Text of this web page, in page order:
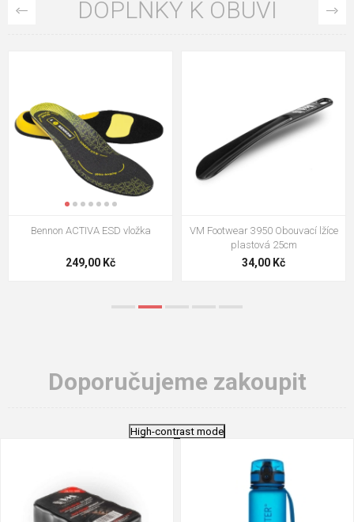
DOPLŇKY K OBUVI
VM Footwear 3009 Vkládací stélka
124,00 Kč
VM Footwear 3102 Tkaničky
ploché
18,70 Kč
Doporučujeme zakoupit
High-contrast mode